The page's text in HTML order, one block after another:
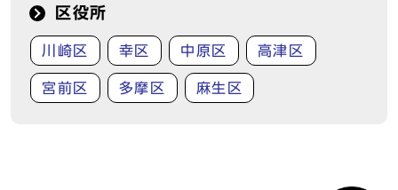
区役所
川崎区 幸区 中原区 高津区
宮前区 多摩区 麻生区